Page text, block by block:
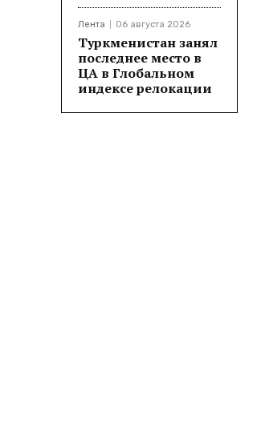
Лента 06 августа 2026
Туркменистан занял
последнее место в
ЦА в Глобальном
индексе релокации